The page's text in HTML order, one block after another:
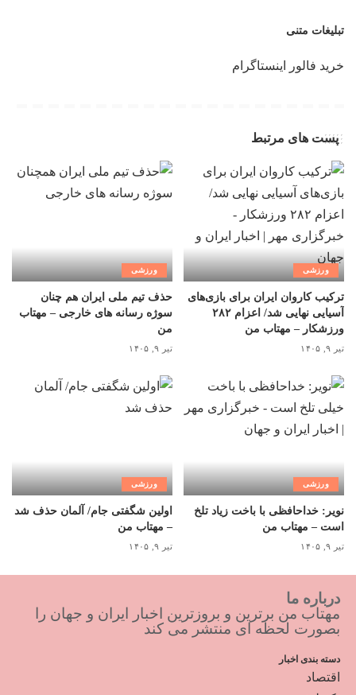
تبلیغات متنی
خرید فالور اینستاگرام
پست های مرتبط
ورزشی
ترکیب کاروان ایران برای بازی‌های
آسیایی نهایی شد/ اعزام ۲۸۲
ورزشکار – مهتاب من
تیر ۹, ۱۴۰۵
ورزشی
حذف تیم ملی ایران هم چنان
سوژه رسانه های خارجی – مهتاب
من
تیر ۹, ۱۴۰۵
ورزشی
نویر: خداحافظی با باخت زیاد تلخ
است – مهتاب من
تیر ۹, ۱۴۰۵
ورزشی
اولین شگفتی جام/ آلمان حذف شد
– مهتاب من
تیر ۹, ۱۴۰۵
درباره ما
مهتاب من برترین و بروزترین اخبار ایران و جهان را
بصورت لحظه ای منتشر می کند
دسته بندی اخبار
اقتصاد